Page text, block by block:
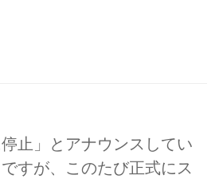
停止」とアナウンスしてい
すが、このたび正式にス